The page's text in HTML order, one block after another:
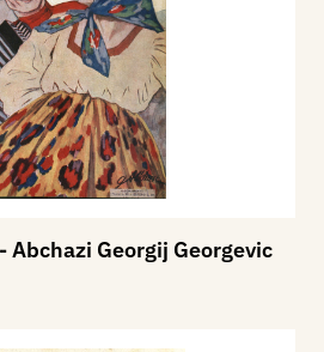
Abchazi Georgij Georgevic